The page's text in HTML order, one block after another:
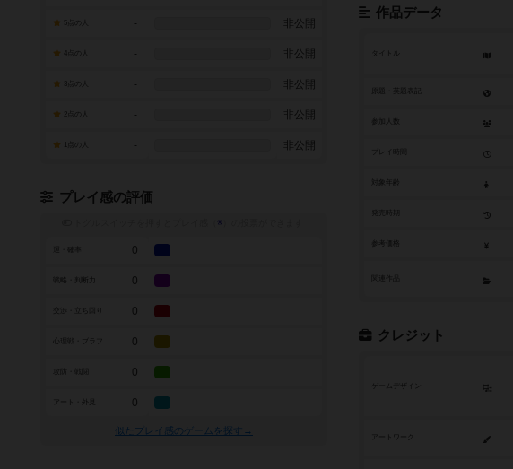
作品データ
タイトル
参加人数
参考価格
関連作品
クレジット
ゲームデザイン
アートワーク
- 非公開
- 非公開
- 非公開
- 非公開
- 非公開
プレイ感の評価
※
0
戦略・判断力 0
0
0
0
アート・外見 0
似たプレイ感のゲームを探す→